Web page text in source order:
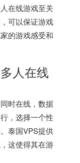
在线游戏至关
可以保证游戏
的游戏感受和
人在线
时在线，数据
，选择一个性
泰国VPS提供
这使得其在游